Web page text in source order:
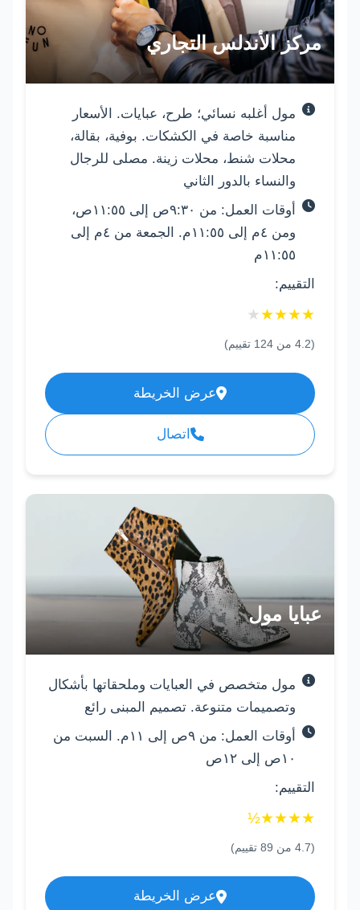
مركز الأندلس التجاري
مول أغلبه نسائي؛ طرح، عبايات. الأسعار
مناسبة خاصة في الكشكات. بوفية، بقالة،
محلات شنط، محلات زينة. مصلى للرجال
والنساء بالدور الثاني
أوقات العمل: من ٩:٣٠ص إلى ١١:٥٥ص،
ومن ٤م إلى ١١:٥٥م. الجمعة من ٤م إلى
١١:٥٥م
التقييم:
★
★
★
★
★
(
4.2 من 124 تقييم)
عرض الخريطة
اتصال
عبايا مول
مول متخصص في العبايات وملحقاتها بأشكال
وتصميمات متنوعة. تصميم المبنى رائع
أوقات العمل: من ٩ص إلى ١١م. السبت من
١٠ص إلى ١٢ص
التقييم:
★
★
★
★
½
(
4.7 من 89 تقييم)
عرض الخريطة